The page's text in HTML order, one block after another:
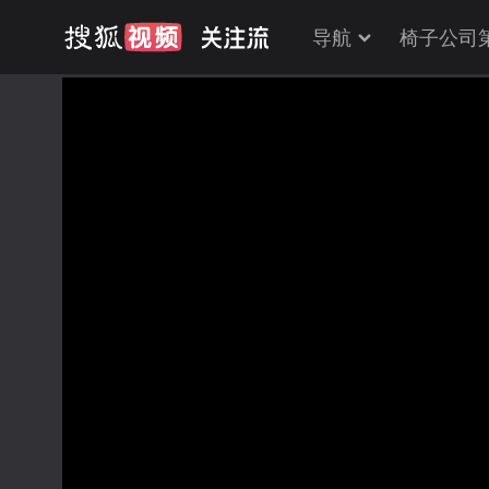
导航 椅子公司